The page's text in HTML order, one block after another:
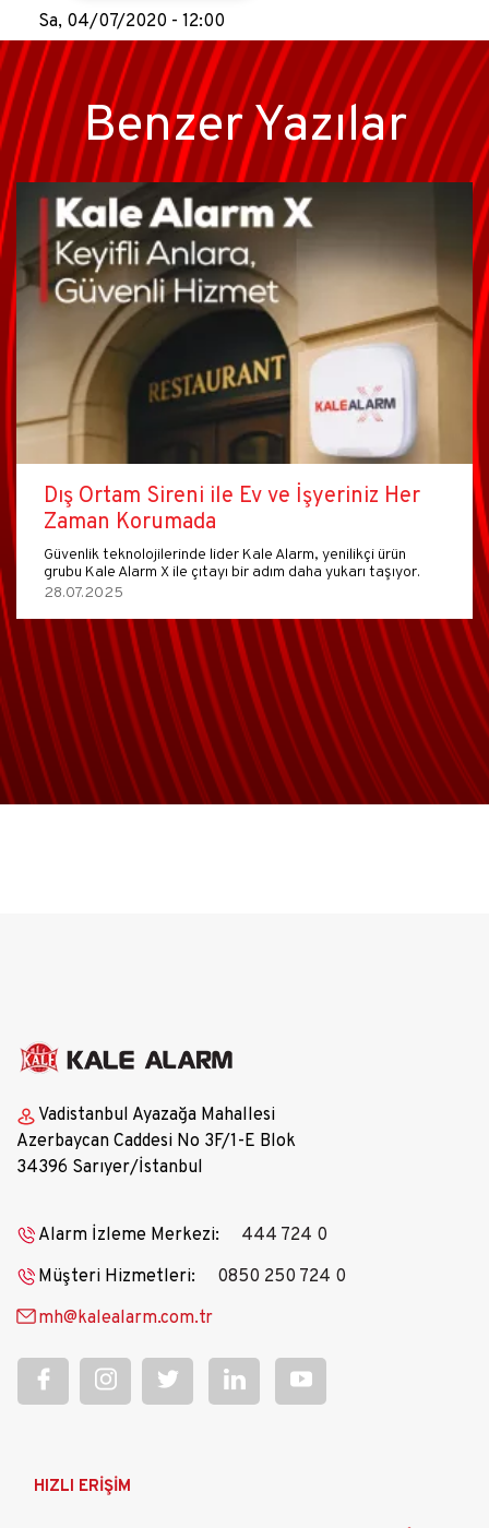
Sa, 04/07/2020 - 12:00
Benzer Yazılar
Dış Ortam Sireni ile Ev ve İşyeriniz Her
Zaman Korumada
Güvenlik teknolojilerinde lider Kale Alarm, yenilikçi ürün
grubu Kale Alarm X ile çıtayı bir adım daha yukarı taşıyor.
28.07.2025
Vadistanbul Ayazağa Mahallesi
Azerbaycan Caddesi No 3F/1-E Blok
34396 Sarıyer/İstanbul
Alarm İzleme Merkezi:
444 724 0
Müşteri Hizmetleri:
0850 250 724 0
mh@kalealarm.com.tr
AnaHIZLI ERİŞİM